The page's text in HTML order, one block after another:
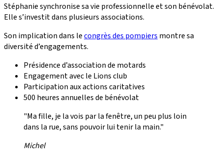
Stéphanie synchronise sa vie professionnelle et son bénévolat.
Elle s’investit dans plusieurs associations.
Son implication dans lecongrès des pompiers montre sa
diversité d’engagements.
Présidence d’association de motards
Engagement avec le Lions club
Participation aux actions caritatives
500 heures annuelles de bénévolat
"Ma fille, je la vois par la fenêtre, un peu plus loin
dans la rue, sans pouvoir lui tenir la main."
Michel